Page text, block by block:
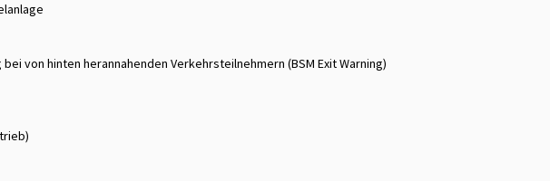
von hinten herannahenden Verkehrsteilnehmern (BSM Exit Warning)